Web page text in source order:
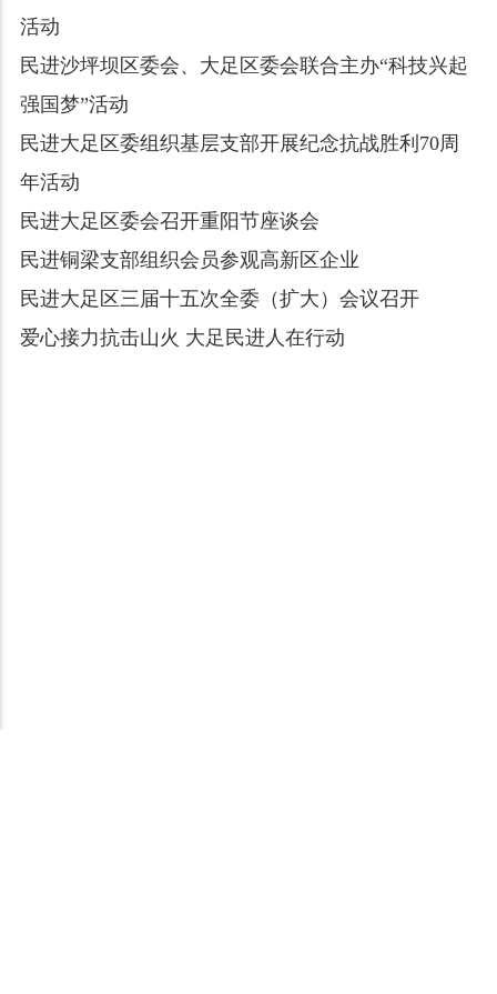
活动
民进沙坪坝区委会、大足区委会联合主办“科技兴起
强国梦”活动
民进大足区委组织基层支部开展纪念抗战胜利70周
年活动
民进大足区委会召开重阳节座谈会
民进铜梁支部组织会员参观高新区企业
民进大足区三届十五次全委（扩大）会议召开
爱心接力抗击山火 大足民进人在行动